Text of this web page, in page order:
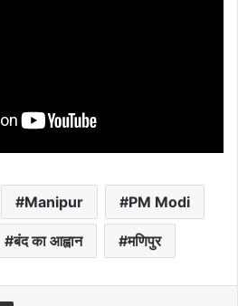
Manipur PM Modi
बंद का आह्वान मणिपुर